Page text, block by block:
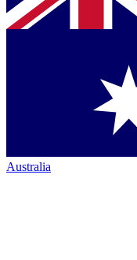
Australia